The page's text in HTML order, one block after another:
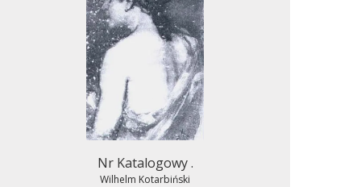
Nr Katalogowy .
Wilhelm Kotarbiński